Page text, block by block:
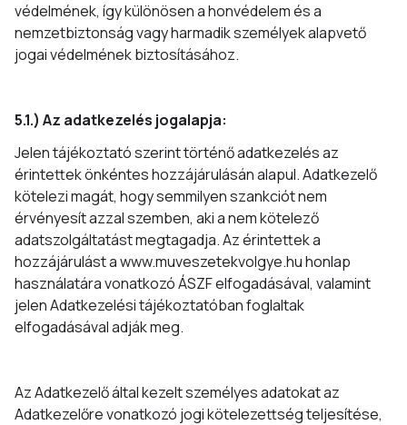
védelmének, így különösen a honvédelem és a
nemzetbiztonság vagy harmadik személyek alapvető
jogai védelmének biztosításához.
5.1.) Az adatkezelés jogalapja:
Jelen tájékoztató szerint történő adatkezelés az
érintettek önkéntes hozzájárulásán alapul. Adatkezelő
kötelezi magát, hogy semmilyen szankciót nem
érvényesít azzal szemben, aki a nem kötelező
adatszolgáltatást megtagadja. Az érintettek a
hozzájárulást a www.muveszetekvolgye.hu honlap
használatára vonatkozó ÁSZF elfogadásával, valamint
jelen Adatkezelési tájékoztatóban foglaltak
elfogadásával adják meg.
Az Adatkezelő által kezelt személyes adatokat az
Adatkezelőre vonatkozó jogi kötelezettség teljesítése,